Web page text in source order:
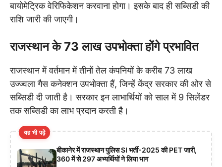
बायोमेट्रिक वेरिफिकेशन करवाना होगा। इसके बाद ही सब्सिडी की
राशि जारी की जाएगी।
राजस्थान के 73 लाख उपभोक्ता होंगे प्रभावित
राजस्थान में वर्तमान में तीनों तेल कंपनियों के करीब 73 लाख
उज्ज्वला गैस कनेक्शन उपभोक्ता हैं, जिन्हें केंद्र सरकार की ओर से
सब्सिडी दी जाती है। सरकार इन लाभार्थियों को साल में 9 सिलेंडर
तक सब्सिडी का लाभ प्रदान करती है।
यह भी पढ़ें
बीकानेर में राजस्थान पुलिस SI भर्ती-2025 की PET जारी,
360 में से 297 अभ्यर्थियों ने लिया भाग